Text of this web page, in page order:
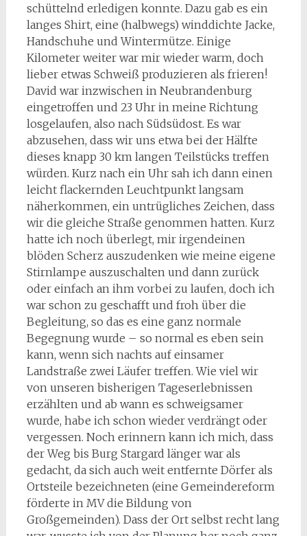
schüttelnd erledigen konnte. Dazu gab es ein
langes Shirt, eine (halbwegs) winddichte Jacke,
Handschuhe und Wintermütze. Einige
Kilometer weiter war mir wieder warm, doch
lieber etwas Schweiß produzieren als frieren!
David war inzwischen in Neubrandenburg
eingetroffen und 23 Uhr in meine Richtung
losgelaufen, also nach Südsüdost. Es war
abzusehen, dass wir uns etwa bei der Hälfte
dieses knapp 30 km langen Teilstücks treffen
würden. Kurz nach ein Uhr sah ich dann einen
leicht flackernden Leuchtpunkt langsam
näherkommen, ein untrügliches Zeichen, dass
wir die gleiche Straße genommen hatten. Kurz
hatte ich noch überlegt, mir irgendeinen
blöden Scherz auszudenken wie meine eigene
Stirnlampe auszuschalten und dann zurück
oder einfach an ihm vorbei zu laufen, doch ich
war schon zu geschafft und froh über die
Begleitung, so das es eine ganz normale
Begegnung wurde – so normal es eben sein
kann, wenn sich nachts auf einsamer
Landstraße zwei Läufer treffen. Wie viel wir
von unseren bisherigen Tageserlebnissen
erzählten und ab wann es schweigsamer
wurde, habe ich schon wieder verdrängt oder
vergessen. Noch erinnern kann ich mich, dass
der Weg bis Burg Stargard länger war als
gedacht, da sich auch weit entfernte Dörfer als
Ortsteile bezeichneten (eine Gemeindereform
förderte in MV die Bildung von
Großgemeinden). Dass der Ort selbst recht lang